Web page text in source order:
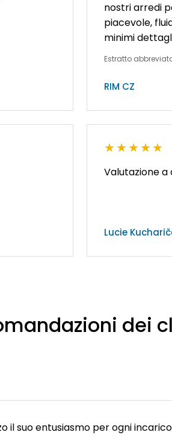
nostri arredi
piacevole,
minimi
Estratto
RIM CZ
★★★★★
Valutazione
Lucie
dei
il suo entusiasmo per ogni